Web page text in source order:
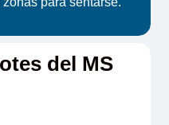
del MS